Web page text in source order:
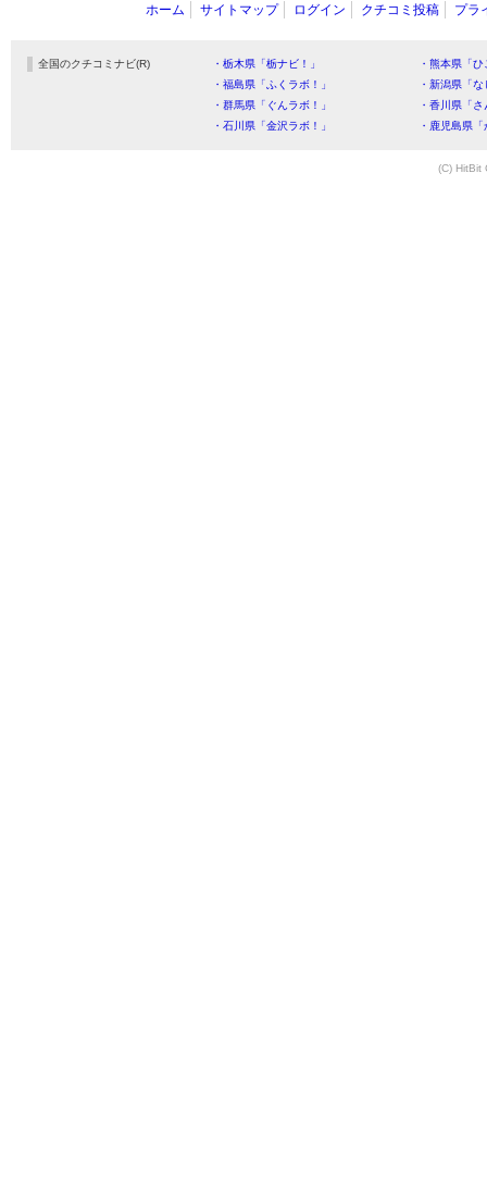
ホーム サイトマップ ログイン クチコミ投稿 プラ
全国のクチコミナビ(R) ・栃木県「栃ナビ！」
・熊本県「
・福島県「ふくラボ！」
・新潟県「
・群馬県「ぐんラボ！」
・香川県「
・石川県「金沢ラボ！」
・鹿児島県
(C) HitBit